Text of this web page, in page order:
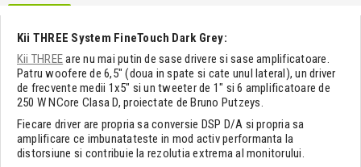
Kii THREE System FineTouch Dark Grey:
Kii THREEare nu mai putin de sase drivere si sase amplificatoare.
Patru woofere de 6,5" (doua in spate si cate unul lateral), un driver
de frecvente medii 1x5" si un tweeter de 1" si 6 amplificatoare de
250 W NCore Clasa D, proiectate de Bruno Putzeys.
Fiecare driver are propria sa conversie DSP D/A si propria sa
amplificare ce imbunatateste in mod activ performanta la
distorsiune si contribuie la rezolutia extrema al monitorului.